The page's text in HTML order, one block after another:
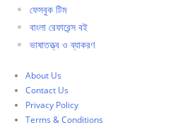
ফেসবুক টিম
বাংলা রেফারেন্স বই
ভাষাতত্ত্ব ও ব্যাকরণ
About Us
Contact Us
Privacy Policy
Terms & Conditions